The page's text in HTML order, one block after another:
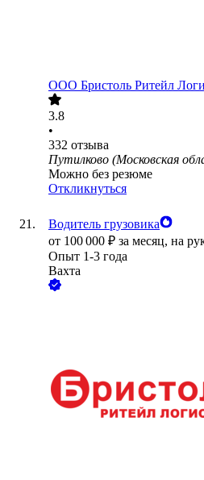
ООО Бристоль Ритейл
3.8
•
332 отзыва
Путилково (Московская
Можно без резюме
Откликнуться
Водитель грузовика
от 100 000 ₽ за месяц, на
Опыт 1-3 года
Вахта